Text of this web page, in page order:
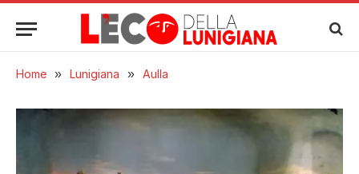
Home » Lunigiana » Aulla